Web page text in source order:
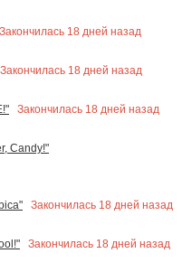
Закончилась 18 дней назад
Закончилась 18 дней назад
Закончилась 18 дней назад
Candy!"
Закончилась 18 дней назад
Закончилась 18 дней назад